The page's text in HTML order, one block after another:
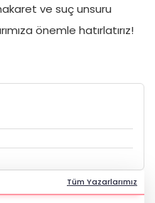
ve suç unsuru
önemle hatırlatırız!
Tüm Yazarlarımız